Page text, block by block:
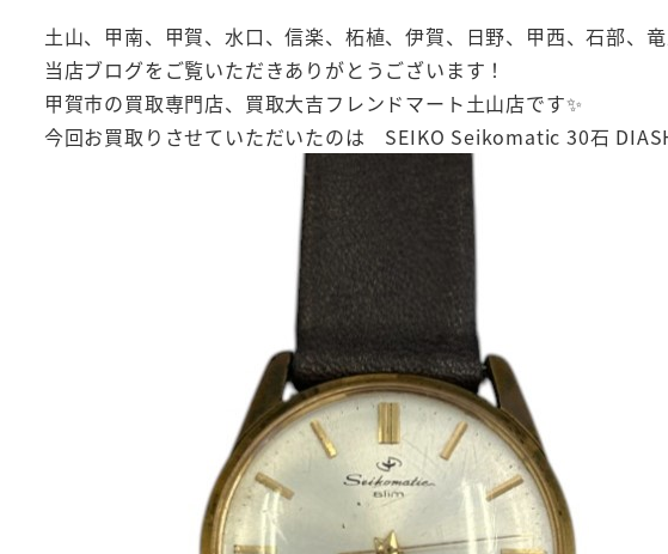
土山、甲南、甲賀、水口、信楽、柘植、伊賀、日野、甲西、石部、
当店ブログをご覧いただきありがとうございます！
甲賀市の買取専門店、買取大吉フレンドマート土山店です✨
今回お買取りさせていただいたのは SEIKO Seikomatic 30石